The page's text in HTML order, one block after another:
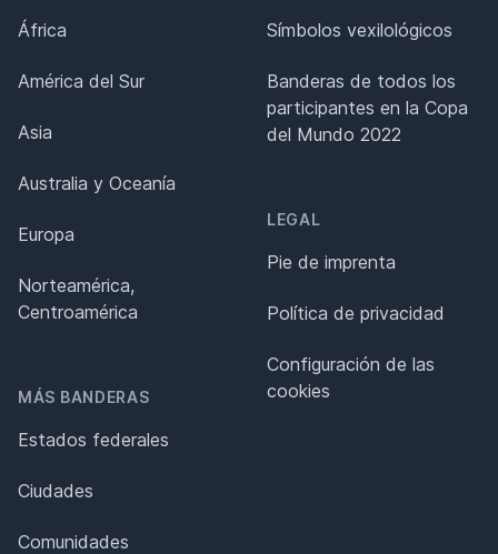
África
América del Sur
Asia
Australia y Oceanía
Europa
Norteamérica,
Centroamérica
MÁS BANDERAS
Estados federales
Ciudades
Comunidades
Símbolos vexilológicos
Banderas de todos los
participantes en la Copa
del Mundo 2022
LEGAL
Pie de imprenta
Política de privacidad
Configuración de las
cookies